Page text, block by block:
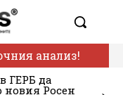
анализ!
ГЕРБ да
Росен